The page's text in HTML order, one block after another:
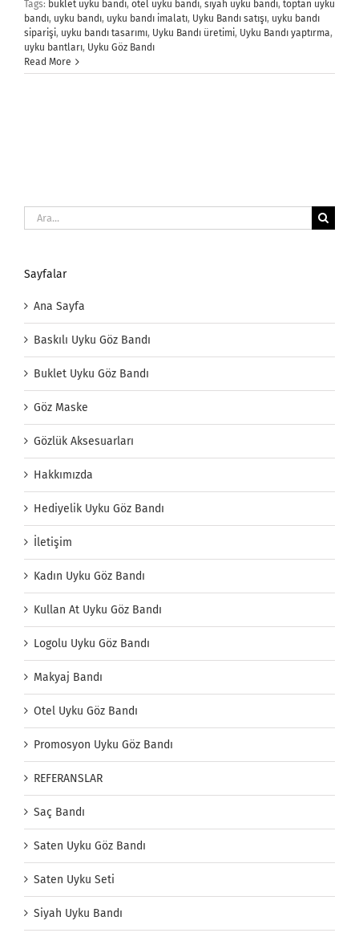
Tags: buklet uyku bandı, otel uyku bandı, siyah uyku bandı, toptan uyku
bandı, uyku bandı, uyku bandı imalatı, Uyku Bandı satışı, uyku bandı
siparişi, uyku bandı tasarımı, Uyku Bandı üretimi, Uyku Bandı yaptırma,
uyku bantları, Uyku Göz Bandı
Read More
Ara:
Sayfalar
Ana Sayfa
Baskılı Uyku Göz Bandı
Buklet Uyku Göz Bandı
Göz Maske
Gözlük Aksesuarları
Hakkımızda
Hediyelik Uyku Göz Bandı
İletişim
Kadın Uyku Göz Bandı
Kullan At Uyku Göz Bandı
Logolu Uyku Göz Bandı
Makyaj Bandı
Otel Uyku Göz Bandı
Promosyon Uyku Göz Bandı
REFERANSLAR
Saç Bandı
Saten Uyku Göz Bandı
Saten Uyku Seti
Siyah Uyku Bandı